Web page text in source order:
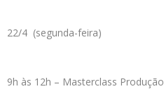
22/4 (segunda-feira)
9h às 12h – Masterclass Produção